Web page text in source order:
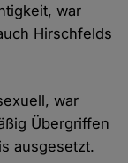
war
Hirschfelds
war
Übergriffen
ausgesetzt.